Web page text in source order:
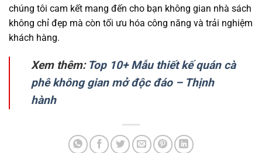
chúng tôi cam kết mang đến cho bạn không gian nhà sách
không chỉ đẹp mà còn tối ưu hóa công năng và trải nghiệm
khách hàng.
Xem thêm: Top 10+ Mẫu thiết kế quán cà
phê không gian mở độc đáo – Thịnh
hành